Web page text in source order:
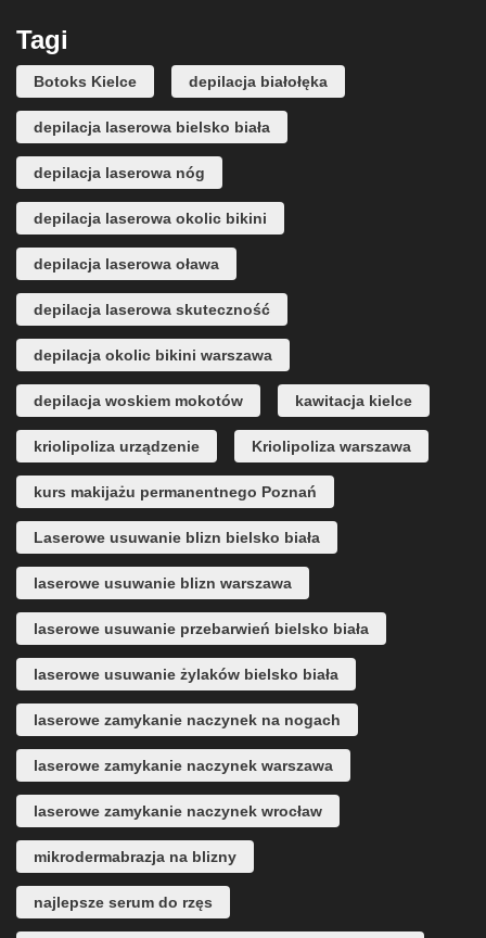
Tagi
Botoks Kielce depilacja białołęka
depilacja laserowa bielsko biała
depilacja laserowa nóg
depilacja laserowa okolic bikini
depilacja laserowa oława
depilacja laserowa skuteczność
depilacja okolic bikini warszawa
depilacja woskiem mokotów kawitacja kielce
kriolipoliza urządzenie Kriolipoliza warszawa
kurs makijażu permanentnego Poznań
Laserowe usuwanie blizn bielsko biała
laserowe usuwanie blizn warszawa
laserowe usuwanie przebarwień bielsko biała
laserowe usuwanie żylaków bielsko biała
laserowe zamykanie naczynek na nogach
laserowe zamykanie naczynek warszawa
laserowe zamykanie naczynek wrocław
mikrodermabrazja na blizny
najlepsze serum do rzęs